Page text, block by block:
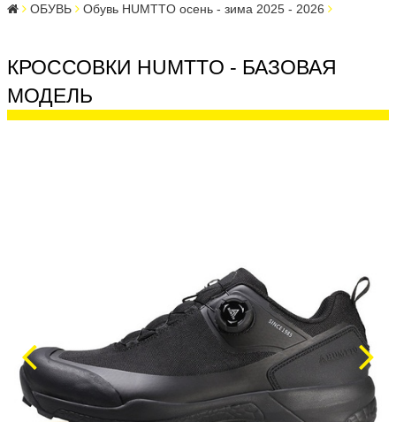
ОБУВЬ Обувь HUMTTO осень - зима 2025 - 2026
КРОССОВКИ HUMTTO - БАЗОВАЯ
МОДЕЛЬ